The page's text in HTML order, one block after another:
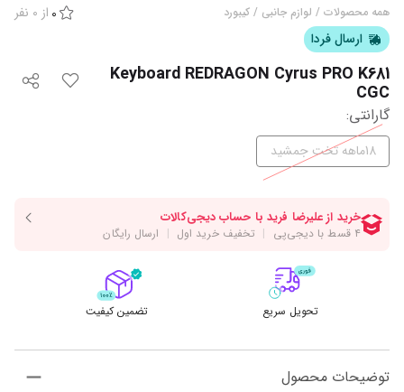
همه محصولات / لوازم جانبی / کیبورد 0 از 0 نفر
ارسال فردا
Keyboard REDRAGON Cyrus PRO K681
CGC
گارانتی:
18ماهه تخت جمشید
تحویل سریع تضمین کیفیت
توضیحات محصول